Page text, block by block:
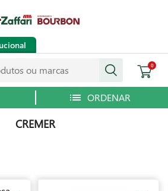
0
CREMER